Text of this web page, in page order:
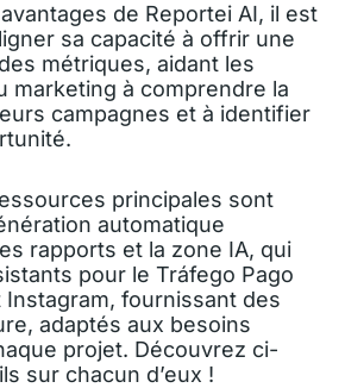
de Reportei AI, il est
sa capacité à offrir une
métriques, aidant les
marketing à comprendre la
campagnes et à identifier
principales sont
automatique
rapports et la zone IA, qui
pour le Tráfego Pago
Instagram, fournissant des
adaptés aux besoins
projet. Découvrez ci-
sur chacun d’eux !